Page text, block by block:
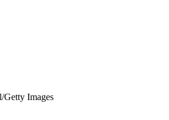
Getty Images